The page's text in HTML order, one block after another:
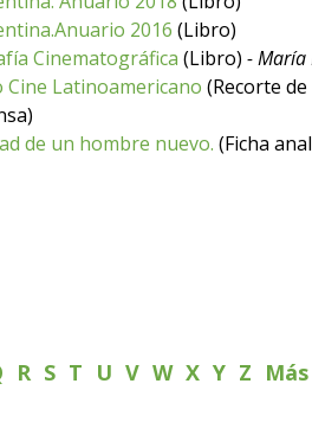
2016 (Libro)
Cinematográfica (Libro) - María
Latinoamericano (Recorte
de un hombre nuevo. (Ficha
R S T U V W X Y Z Más